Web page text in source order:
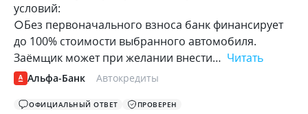
условий:
○Без первоначального взноса банк финансирует
до 100% стоимости выбранного автомобиля.
Заёмщик может при желании внести… Читать
Альфа-Банк Автокредиты
ОФИЦИАЛЬНЫЙ ОТВЕТ ПРОВЕРЕН